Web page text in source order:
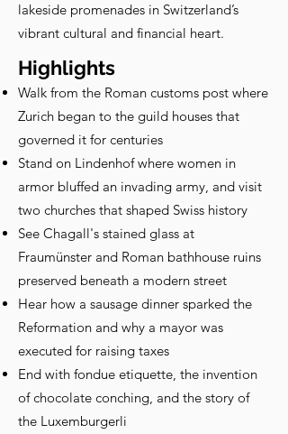
lakeside promenades in Switzerland’s
vibrant cultural and financial heart.
Highlights
Walk from the Roman customs post where
Zurich began to the guild houses that
governed it for centuries
Stand on Lindenhof where women in
armor bluffed an invading army, and visit
two churches that shaped Swiss history
See Chagall's stained glass at
Fraumünster and Roman bathhouse ruins
preserved beneath a modern street
Hear how a sausage dinner sparked the
Reformation and why a mayor was
executed for raising taxes
End with fondue etiquette, the invention
of chocolate conching, and the story of
the Luxemburgerli